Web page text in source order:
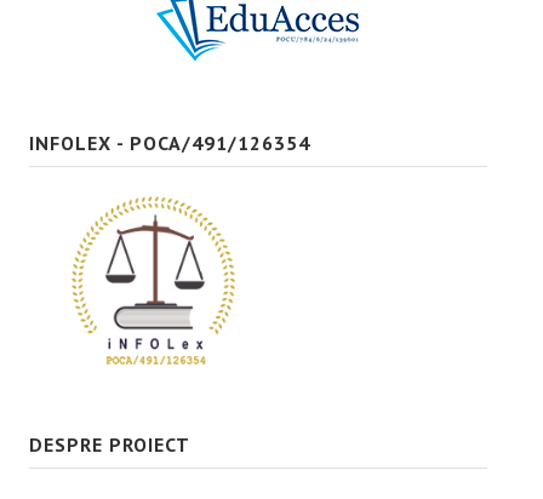
INFOLEX - POCA/491/126354
DESPRE PROIECT